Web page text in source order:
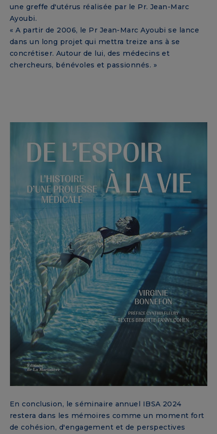
une greffe d'utérus réalisée par le Pr. Jean-Marc
Ayoubi.
« A partir de 2006, le Pr Jean-Marc Ayoubi se lance
dans un long projet qui mettra treize ans à se
concrétiser. Autour de lui, des médecins et
chercheurs, bénévoles et passionnés. »
En conclusion, le séminaire annuel IBSA 2024
restera dans les mémoires comme un moment fort
de cohésion, d'engagement et de perspectives